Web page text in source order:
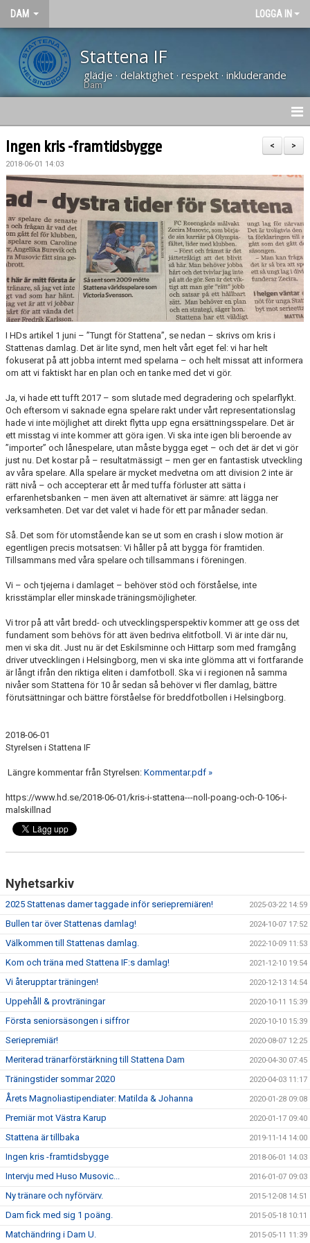
DAM LOGGA IN
Stattena IF
glädje · delaktighet · respekt · inkluderande
Dam
HEM
NYHETER
KALENDER
TRUPPEN
KONTAKT
MATCHER
>
<
Ingen kris -framtidsbygge
2018-06-01 14:03
I HDs artikel 1 juni – ”Tungt för Stattena”, se nedan – skrivs om kris i
Stattenas damlag. Det är lite synd, men helt vårt eget fel: vi har helt
fokuserat på att jobba internt med spelarna – och helt missat att informera
om att vi faktiskt har en plan och en tanke med det vi gör.
Ja, vi hade ett tufft 2017 – som slutade med degradering och spelarflykt.
Och eftersom vi saknade egna spelare rakt under vårt representationslag
hade vi inte möjlighet att direkt flytta upp egna ersättningsspelare. Det är
ett misstag vi inte kommer att göra igen. Vi ska inte igen bli beroende av
”importer” och lånespelare, utan måste bygga eget – och det är det vi gör
just nu. Det kostar på – resultatmässigt – men ger en fantastisk utveckling
av våra spelare. Alla spelare är mycket medvetna om att division 2 inte är
rätt nivå – och accepterar ett år med tuffa förluster att sätta i
erfarenhetsbanken – men även att alternativet är sämre: att lägga ner
verksamheten. Det var det valet vi hade för ett par månader sedan.
Så. Det som för utomstående kan se ut som en crash i slow motion är
egentligen precis motsatsen: Vi håller på att bygga för framtiden.
Tillsammans med våra spelare och tillsammans i föreningen.
Vi – och tjejerna i damlaget – behöver stöd och förståelse, inte
krisstämplar eller minskade träningsmöjligheter.
Vi tror på att vårt bredd- och utvecklingsperspektiv kommer att ge oss det
fundament som behövs för att även bedriva elitfotboll. Vi är inte där nu,
men vi ska dit. Just nu är det Eskilsminne och Hittarp som med framgång
driver utvecklingen i Helsingborg, men vi ska inte glömma att vi fortfarande
är långt ifrån den riktiga eliten i damfotboll. Ska vi i regionen nå samma
nivåer som Stattena för 10 år sedan så behöver vi fler damlag, bättre
förutsättningar och bättre förståelse för breddfotbollen i Helsingborg.
2018-06-01
Styrelsen i Stattena IF
Längre kommentar från Styrelsen: Kommentar.pdf »
https://www.hd.se/2018-06-01/kris-i-stattena---noll-poang-och-0-106-i-
malskillnad
Nyhetsarkiv
2025 Stattenas damer taggade inför seriepremiären! 2025-03-22 14:59
Bullen tar över Stattenas damlag! 2024-10-07 17:52
Välkommen till Stattenas damlag. 2022-10-09 11:53
Kom och träna med Stattena IF:s damlag! 2021-12-10 19:54
Vi återupptar träningen! 2020-12-13 14:54
Uppehåll & provträningar 2020-10-11 15:39
Första seniorsäsongen i siffror 2020-10-10 15:39
Seriepremiär! 2020-08-07 12:25
Meriterad tränarförstärkning till Stattena Dam 2020-04-30 07:45
Träningstider sommar 2020 2020-04-03 11:17
Årets Magnoliastipendiater: Matilda & Johanna 2020-01-28 09:08
Premiär mot Västra Karup 2020-01-17 09:40
Stattena är tillbaka 2019-11-14 14:00
Ingen kris -framtidsbygge 2018-06-01 14:03
Intervju med Huso Musovic... 2016-01-07 09:03
Ny tränare och nyförvärv. 2015-12-08 14:51
Dam fick med sig 1 poäng. 2015-05-18 10:11
Matchändring i Dam U. 2015-05-11 11:39